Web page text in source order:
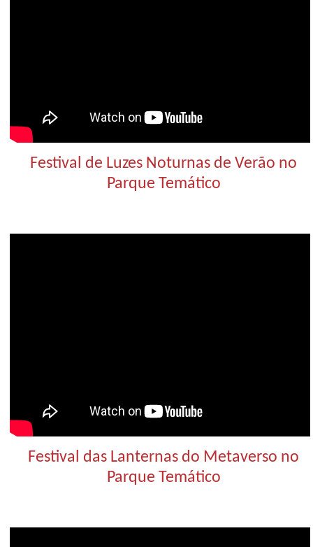
Festival de Luzes Noturnas de Verão no
Parque Temático
Festival das Lanternas do Metaverso no
Parque Temático